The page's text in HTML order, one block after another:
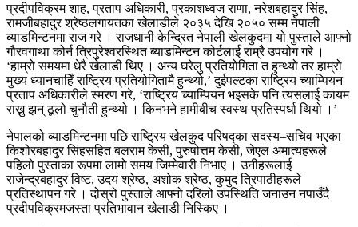
प्रदीपविक्रम शाह, प्रताप अधिकारी, प्रकाशध्वज राणा, नरेशबहादुर सिंह,
रामजीबहादुर श्रेष्ठलगायतका खेलाडीले २०३५ देखि २०५० सम्म नेपाली
ब्याडमिन्टनमा राज गरे । राजधानी केन्द्रित नेपाली खेलकुदमा यो पुस्ताले आफ्नो
गौरवगाथा कोर्न त्रिपुरेश्वरस्थित ब्याडमिन्टन कोर्टलाई राम्रै उपयोग गरे ।
‘हाम्रो समयमा धेरै खेलाडी थिए । अन्य घरेलु प्रतियोगिता त हुन्थ्यो तर हाम्रो
मुख्य ध्यानचाहिँ राष्ट्रिय प्रतियोगितामै हुन्थ्यो,’ दुईपल्टका राष्ट्रिय च्याम्पियन
प्रताप अधिकारीले स्मरण गरे, ‘राष्ट्रिय च्याम्पियन भइसके पनि त्यसलाई कायम
राख्नु झन् ठूलो चुनौती हुन्थ्यो । किनभने हामीबीच स्वस्थ प्रतिस्पर्धा थियो ।’
नेपालको ब्याडमिन्टनमा पछि राष्ट्रिय खेलकुद परिषद्का सदस्य–सचिव भएका
किशोरबहादुर सिंहसहित बलराम केसी, पुरुषोत्तम केसी, जेएल अमात्यहरूले
पहिलो पुस्ताका रूपमा लामो समय जिम्मेवारी निभाए । उनीहरूलाई
राजेन्द्रबहादुर विष्ट, उदय श्रेष्ठ, अशोक श्रेष्ठ, कुमुद त्रिपाठीहरूले
प्रतिस्थापन गरे । दोस्रो पुस्ताले आफ्नो दरिलो उपस्थिति जनाउन नपाउँदै
प्रदीपविक्रमजस्ता प्रतिभावान खेलाडी निस्किए ।